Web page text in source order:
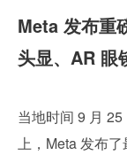
Meta 发布重
头显、AR 眼
当地时间 9 月
上，Meta 发布